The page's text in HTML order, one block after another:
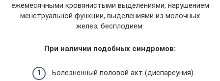
ежемесячными кровянистыми выделениями, нарушением
менструальной функции, выделениями из молочных
желез, бесплодием.
При наличии подобных синдромов:
Болезненный половой акт (диспареуния).